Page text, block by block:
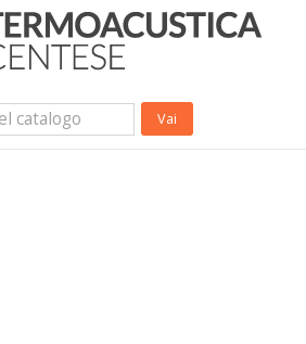
e sistemi a secco